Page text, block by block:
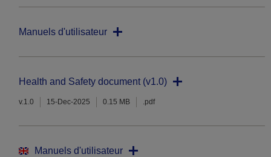
Manuels d'utilisateur
Health and Safety document (v1.0)
v.1.0 15-Dec-2025 0.15 MB .pdf
Manuels d'utilisateur